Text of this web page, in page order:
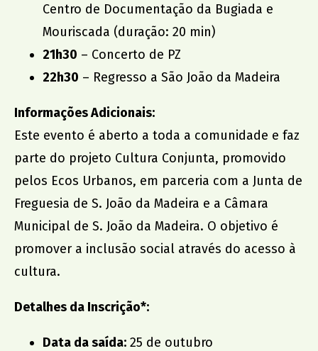
Centro de Documentação da Bugiada e
Mouriscada (duração: 20 min)
21h30 – Concerto de PZ
22h30 – Regresso a São João da Madeira
Informações Adicionais:
Este evento é aberto a toda a comunidade e faz
parte do projeto Cultura Conjunta, promovido
pelos Ecos Urbanos, em parceria com a Junta de
Freguesia de S. João da Madeira e a Câmara
Municipal de S. João da Madeira. O objetivo é
promover a inclusão social através do acesso à
cultura.
Detalhes da Inscrição*:
Data da saída: 25 de outubro